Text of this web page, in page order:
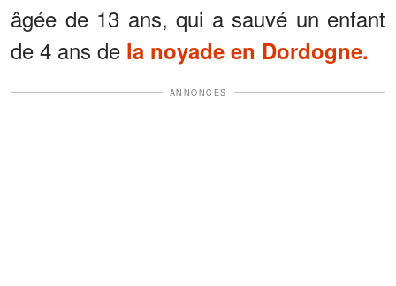
âgée de 13 ans, qui a sauvé un enfant
de 4 ans de la noyade en Dordogne.
ANNONCES